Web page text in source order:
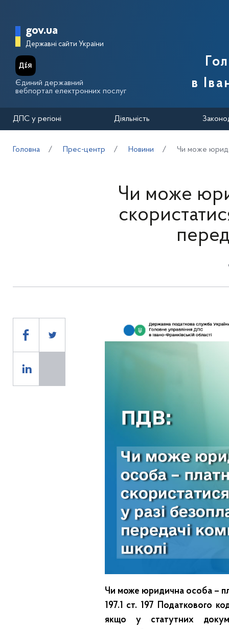
Головна сторінка Державної
gov.ua
Державні сайти України
Єдиний державний
вебпортал електронних послуг
в
ДПС у регіоні Діяльність
Головна Прес-центр Новини Чи може
Чи може
Чи може юридична особа –
197.1 ст. 197 Податкового
якщо у статутних